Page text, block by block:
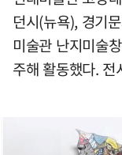
던시(뉴욕), 경기
미술관 난지미술
주해 활동했다.